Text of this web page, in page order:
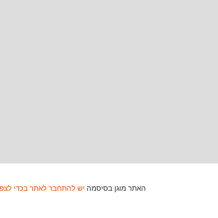
האתר מוגן בסיסמה יש להתחבר לאתר בכדי